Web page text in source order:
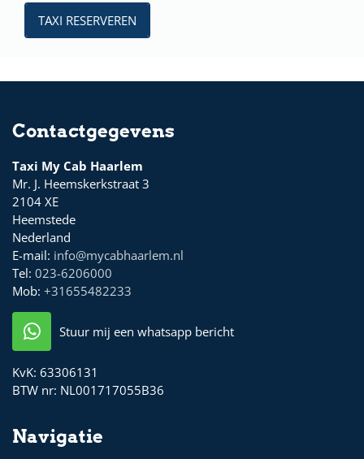
TAXI RESERVEREN
Contactgegevens
Taxi My Cab Haarlem
Mr. J. Heemskerkstraat 3
2104 XE
Heemstede
Nederland
E-mail: info@mycabhaarlem.nl
Tel: 023-6206000
Mob: +31655482233
Stuur mij een whatsapp bericht
KvK: 63306131
BTW nr: NL001717055B36
Navigatie